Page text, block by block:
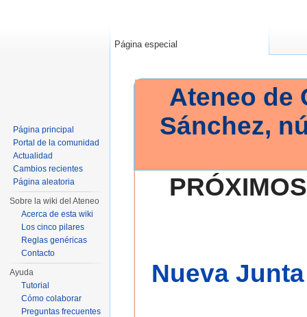
Ateneo de
Sánchez,
Nueva
Página especial
Página principal
Portal de la comunidad
Actualidad
Cambios recientes
Página aleatoria
Sobre la wiki del Ateneo
Acerca de esta wiki
Los cinco pilares
Reglas genéricas
Contacto
Ayuda
Tutorial
Cómo colaborar
Preguntas frecuentes